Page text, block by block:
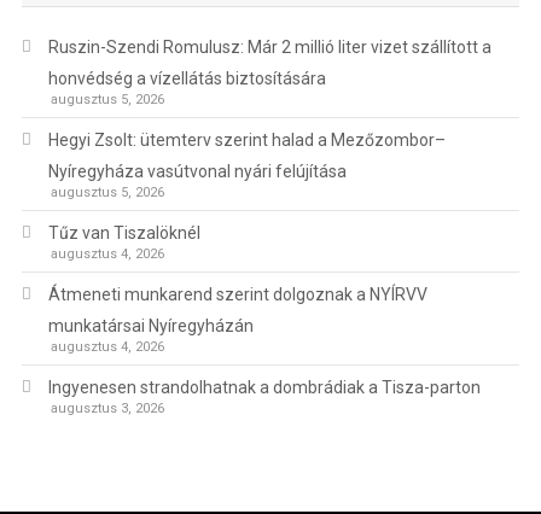
Ruszin-Szendi Romulusz: Már 2 millió liter vizet szállított a
honvédség a vízellátás biztosítására
augusztus 5, 2026
Hegyi Zsolt: ütemterv szerint halad a Mezőzombor–
Nyíregyháza vasútvonal nyári felújítása
augusztus 5, 2026
Tűz van Tiszalöknél
augusztus 4, 2026
Átmeneti munkarend szerint dolgoznak a NYÍRVV
munkatársai Nyíregyházán
augusztus 4, 2026
Ingyenesen strandolhatnak a dombrádiak a Tisza-parton
augusztus 3, 2026